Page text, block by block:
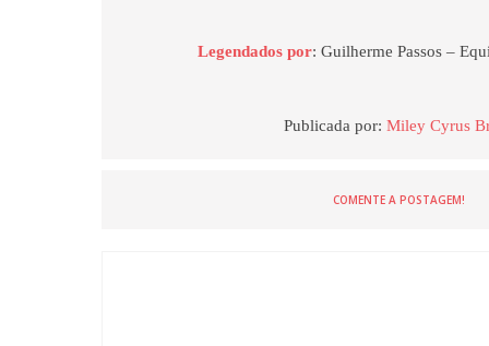
Legendados por: Guilherme Passos –
Publicada por:Miley Cyrus
COMENTE A POSTAGEM!